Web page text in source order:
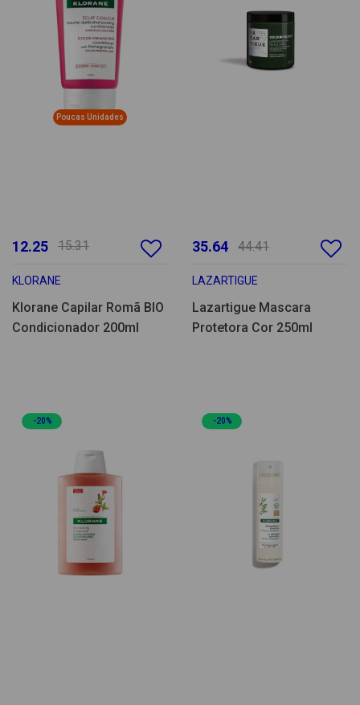
Poucas Unidades
12.25 15.31
KLORANE
Klorane Capilar Romã BIO
Condicionador 200ml
35.64 44.41
LAZARTIGUE
Lazartigue Mascara
Protetora Cor 250ml
-20% -20%